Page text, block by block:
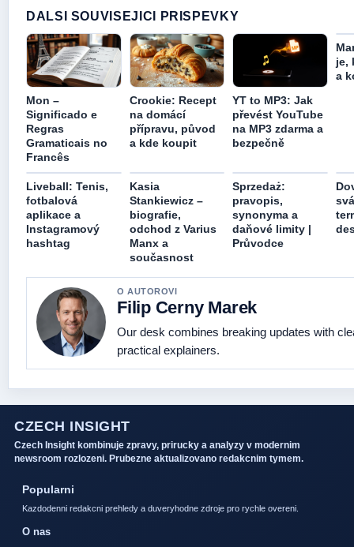
DALSI SOUVISEJICI PRISPEVKY
Mon –
Significado e
Regras
Gramaticais no
Francês
Crookie: Recept
na domácí
přípravu, původ
a kde koupit
YT to MP3: Jak
převést YouTube
na MP3 zdarma a
bezpečně
je,
a
Liveball: Tenis,
fotbalová
aplikace a
Instagramový
hashtag
Kasia
Stankiewicz –
biografie,
odchod z Varius
Manx a
současnost
Sprzedaż:
pravopis,
synonyma a
daňové limity |
Průvodce
O AUTOROVI
Filip Cerny Marek
Our desk combines breaking updates with
practical explainers.
CZECH INSIGHT
Czech Insight kombinuje zpravy, prirucky a analyzy v modernim
newsroom rozlozeni. Prubezne aktualizovano redakcnim tymem.
Popularni
Kazdodenni redakcni prehledy a duveryhodne zdroje pro rychle overeni.
O nas